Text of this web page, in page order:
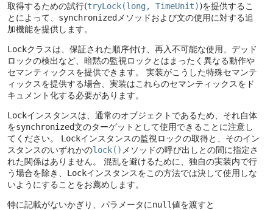
取得するための試行(tryLock(long, TimeUnit))を提供するこ
とによって、 synchronized メソッドおよび文の使用に対する追
加機能を提供します。
Lockクラスは、保証された順序付け、再入不可能な使用、デッド
ロックの検出など、暗黙の監視ロックとはまったく異なる動作や
セマンティックスを提供できます。
実装がこうした特殊セマンテ
ィックスを提供する場合、実装はこれらのセマンティックスをド
キュメント化する必要があります。
Lockインスタンスは、通常のオブジェクトであるため、それ自体
をsynchronized文のターゲットとして使用できることに注意し
てください。
Lockインスタンスの監視ロックの取得と、そのイン
スタンスのいずれかのlock() メソッドの呼び出しとの間に指定さ
れた関係はありません。
混乱を避けるために、独自の実装内で行
う場合を除き、 Lockインスタンスをこの方法では決して使用しな
いようにすることをお薦めします。
特に記載がないかぎり、パラメータにnull値を渡すと